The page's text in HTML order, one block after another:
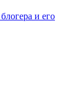
и его